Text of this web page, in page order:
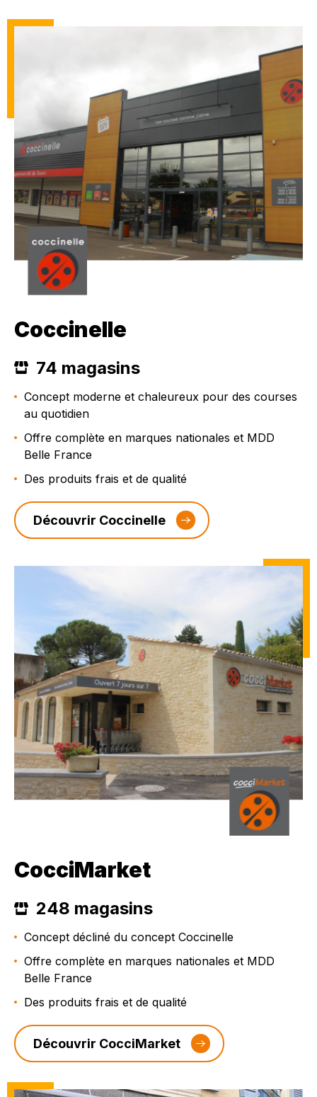
Coccinelle
74 magasins
Concept moderne et chaleureux pour des courses
au quotidien
Offre complète en marques nationales et MDD
Belle France
Des produits frais et de qualité
Découvrir Coccinelle
CocciMarket
248 magasins
Concept décliné du concept Coccinelle
Offre complète en marques nationales et MDD
Belle France
Des produits frais et de qualité
Découvrir CocciMarket